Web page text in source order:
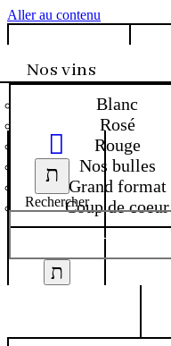
Aller au contenu
Nos vins
Blanc
Rosé
Rouge
Nos bulles
Grand format
Coup de coeur
Rechercher